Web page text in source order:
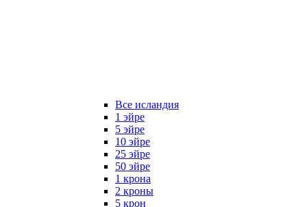
Все исландия
1 эйре
5 эйре
10 эйре
25 эйре
50 эйре
1 крона
2 кроны
5 крон